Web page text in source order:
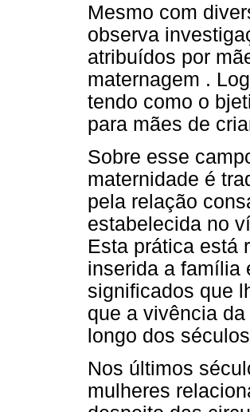
Mesmo com
observa
atribuídos por
maternagem .
tendo como o
para mães de
Sobre esse
maternidade é
pela relação
estabelecida no
Esta prática está
inserida a família
significados que
que a vivência
longo dos
Nos últimos
mulheres